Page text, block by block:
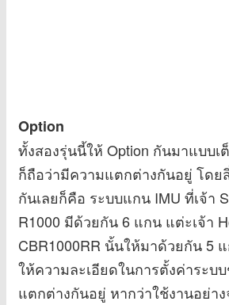
Option
ทั้งสองรุ่นนี้ให้ Option กันมาแบบเ
ก็ถือว่ามีความแตกต่างกันอยู่ โดย
กันเลยก็คือ ระบบแกน IMU ที่เจ้า
R1000 มีด้วยกัน 6 แกน แต่ะเจ้า
CBR1000RR นั้นให้มาด้วยกัน 5
ให้ความละเอียดในการตั้งค่าระบ
แตกต่างกันอยู่ หากว่าใช้งานอย่า